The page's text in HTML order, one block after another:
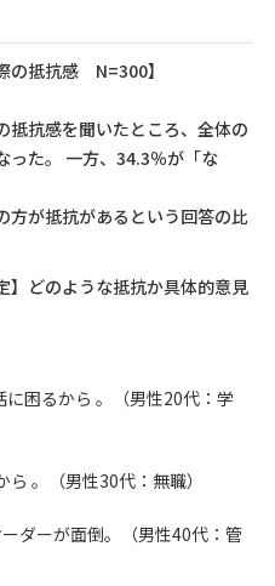
の抵抗感 N=300】
抵抗感を聞いたところ、全体の
った。 一方、34.3％が「な
方が抵抗があるという回答の比
】どのような抵抗か具体的意見
困るから 。（男性20代：学
。（男性30代：無職）
ダーが面倒。（男性40代：管